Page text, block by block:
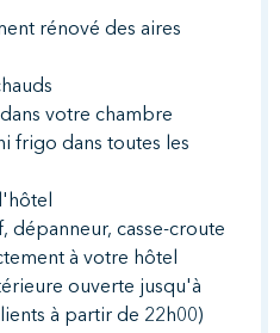
rénové des aires
votre chambre
frigo dans toutes les
dépanneur, casse-croute
à votre hôtel
ouverte jusqu'à
à partir de 22h00)